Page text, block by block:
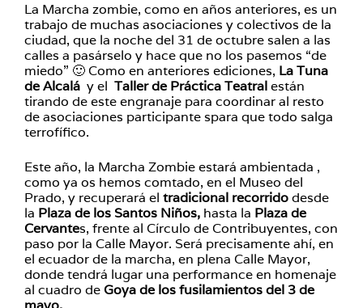
La Marcha zombie, como en años anteriores, es un
trabajo de muchas asociaciones y colectivos de la
ciudad, que la noche del 31 de octubre salen a las
calles a pasárselo y hace que no los pasemos “de
miedo” 🙂 Como en anteriores ediciones, La Tuna
de Alcalá y el Taller de Práctica Teatralestán
tirando de este engranaje para coordinar al resto
de asociaciones participante spara que todo salga
terrofífico.
Este año, la Marcha Zombie estará ambientada ,
como ya os hemos comtado, en el Museo del
Prado, y recuperará el tradicional recorridodesde
la Plaza de los Santos Niños, hasta la Plaza de
Cervantes, frente al Círculo de Contribuyentes, con
paso por la Calle Mayor. Será precisamente ahí, en
el ecuador de la marcha, en plena Calle Mayor,
donde tendrá lugar una performance en homenaje
al cuadro de Goya de los fusilamientos del 3 de